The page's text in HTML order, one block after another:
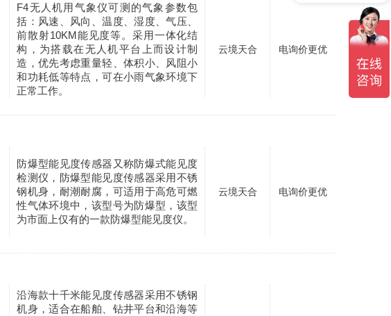
F4无人机用气象仪可测的气象参数包
括：风速、风向、温度、湿度、气压、
前散射10KM能见度等。采用一体化结
构，为搭载在无人机平台上而设计制
造，优先考虑重量轻、体积小、风阻小
和功耗低等特点，可在小雨气象环境下
正常工作。
云境天合 电询价更优
防爆型能见度传感器又称防爆式能见度
检测仪，防爆型能见度传感器采用不锈
钢机身，耐潮耐腐，可适用于高危可燃
性气体环境中，该型号为防爆型，该型
为市面上仅有的一款防爆型能见度仪。
云境天合 电询价更优
沿海款十千米能见度传感器采用不锈钢
机身，适合在船舶、钻井平台和沿海等